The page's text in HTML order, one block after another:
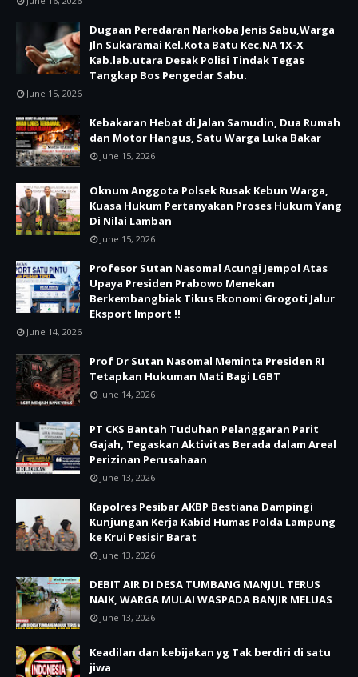
Dugaan Peredaran Narkoba Jenis Sabu,Warga
Jln Sukaramai Kel.Kota Batu Kec.NA 1X-X
Kab.lab.utara Desak Polisi Tindak Tegas
Tangkap Bos Pengedar Sabu.
June 15, 2026
Kebakaran Hebat di Jalan Samudin, Dua Rumah
dan Motor Hangus, Satu Warga Luka Bakar
June 15, 2026
Oknum Anggota Polsek Rusak Kebun Warga,
Kuasa Hukum Pertanyakan Proses Hukum Yang
Di Nilai Lamban
June 15, 2026
Profesor Sutan Nasomal Acungi Jempol Atas
Upaya Presiden Prabowo Menekan
Berkembangbiak Tikus Ekonomi Grogoti Jalur
Eksport Import !!
June 14, 2026
Prof Dr Sutan Nasomal Meminta Presiden RI
Tetapkan Hukuman Mati Bagi LGBT
June 14, 2026
PT CKS Bantah Tuduhan Pelanggaran Parit
Gajah, Tegaskan Aktivitas Berada dalam Areal
Perizinan Perusahaan
June 13, 2026
Kapolres Pesibar AKBP Bestiana Dampingi
Kunjungan Kerja Kabid Humas Polda Lampung
ke Krui Pesisir Barat
June 13, 2026
DEBIT AIR DI DESA TUMBANG MANJUL TERUS
NAIK, WARGA MULAI WASPADA BANJIR MELUAS
June 13, 2026
Keadilan dan kebijakan yg Tak berdiri di satu
jiwa